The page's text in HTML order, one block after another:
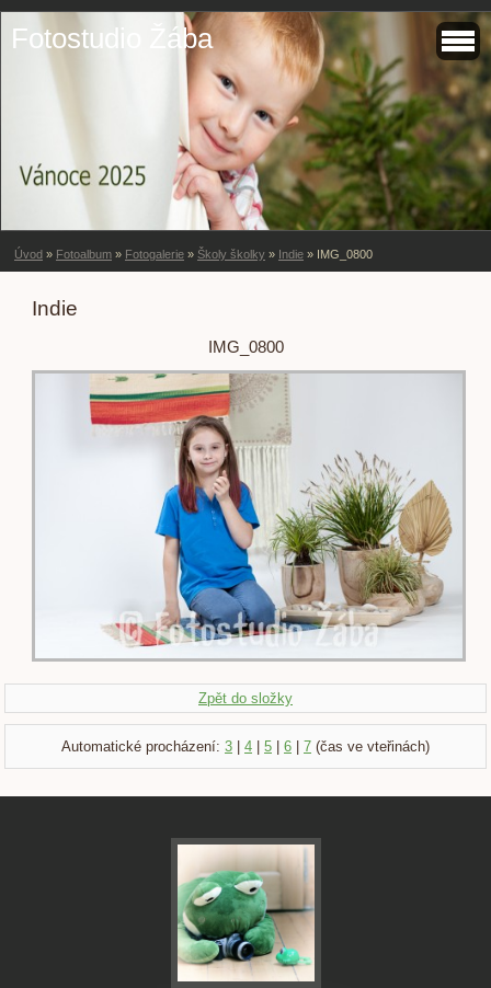
Fotostudio Žába
Úvod » Fotoalbum » Fotogalerie » Školy školky » Indie » IMG_0800
Indie
IMG_0800
Zpět do složky
Automatické procházení: 3 4 5 6 7 (čas ve vteřinách)